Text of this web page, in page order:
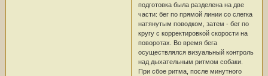
подготовка была разделена на две
части: бег по прямой линии со слегка
натянутым поводком, затем - бег по
кругу с корректировкой скорости на
поворотах. Во время бега
осуществлялся визуальный контроль
над дыхательным ритмом собаки.
При сбое ритма, после минутного